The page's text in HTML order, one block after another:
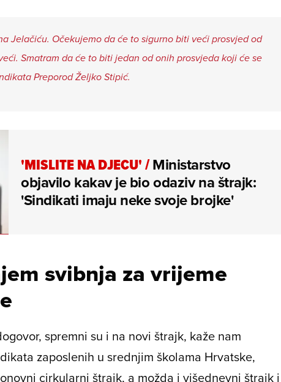
Jelačiću. Očekujemo da će to sigurno biti veći prosvjed od
Smatram da će to biti jedan od onih prosvjeda koji će se
Preporod Željko Stipić.
'MISLITE NA DJECU'/Ministarstvo
objavilo kakav je bio odaziv na štrajk:
'Sindikati imaju neke svoje brojke'
svibnja za vrijeme
spremni su i na novi štrajk, kaže nam
zaposlenih u srednjim školama Hrvatske,
cirkularni štrajk, a možda i višednevni štrajk i